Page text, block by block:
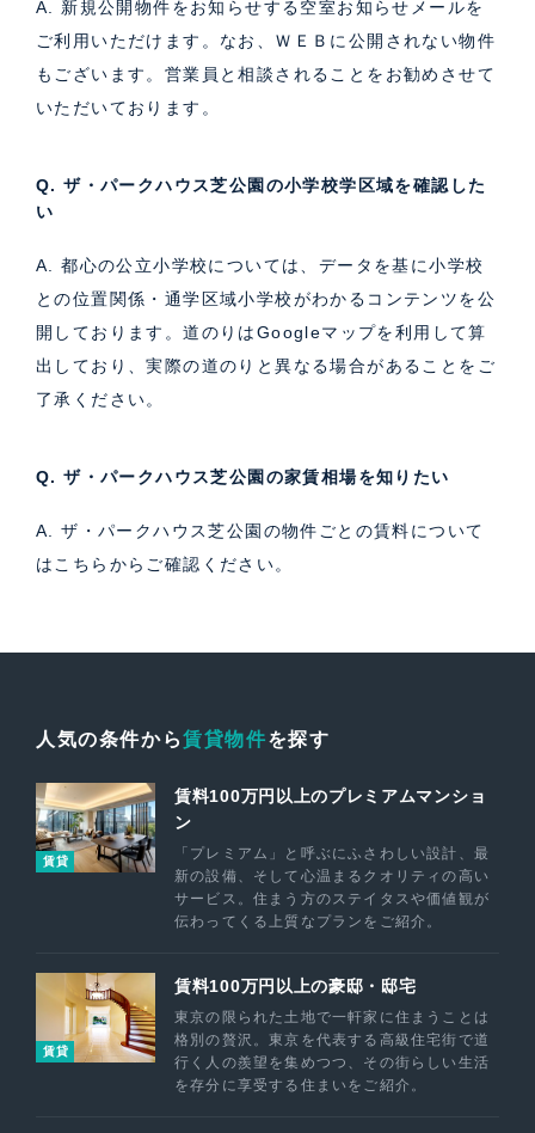
A. 新規公開物件をお知らせする空室お知らせメールを
ご利用いただけます。なお、ＷＥＢに公開されない物件
もございます。営業員と相談されることをお勧めさせて
いただいております。
Q. ザ・パークハウス芝公園の小学校学区域を確認した
い
A. 都心の公立小学校については、データを基に小学校
との位置関係・通学区域小学校がわかるコンテンツを公
開しております。道のりはGoogleマップを利用して算
出しており、実際の道のりと異なる場合があることをご
了承ください。
Q. ザ・パークハウス芝公園の家賃相場を知りたい
A. ザ・パークハウス芝公園の物件ごとの賃料について
は こちら からご確認ください。
人気の条件から賃貸物件を探す
賃貸
賃料100万円以上のプレミアムマンショ
ン
「プレミアム」と呼ぶにふさわしい設計、最
新の設備、そして心温まるクオリティの高い
サービス。住まう方のステイタスや価値観が
伝わってくる上質なプランをご紹介。
賃貸
賃料100万円以上の豪邸・邸宅
東京の限られた土地で一軒家に住まうことは
格別の贅沢。東京を代表する高級住宅街で道
行く人の羨望を集めつつ、その街らしい生活
を存分に享受する住まいをご紹介。